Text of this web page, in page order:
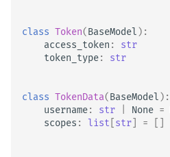
class Token(BaseModel ):
access_token :
str
token_type: str
class TokenData(BaseModel ):
username: str None =
scopes : list str =